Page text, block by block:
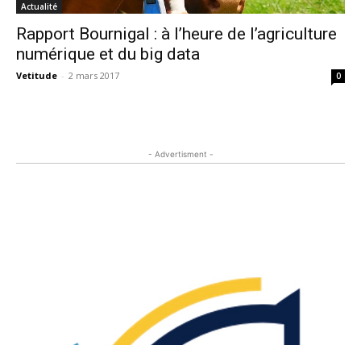
Actualité
Rapport Bournigal : à l’heure de l’agriculture
numérique et du big data
Vetitude - 2 mars 2017 0
- Advertisment -